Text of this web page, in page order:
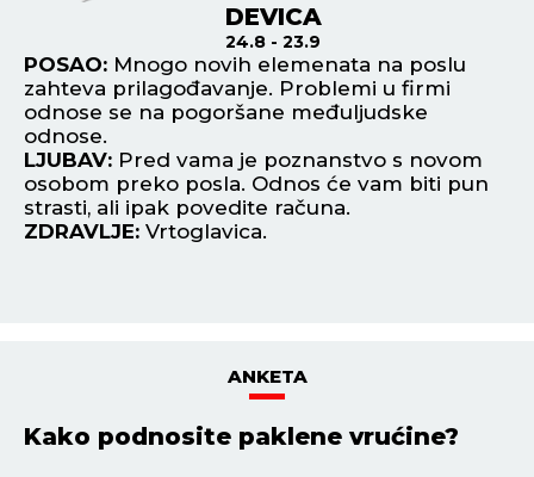
DEVICA
24.8 - 23.9
POSAO: Mnogo novih elemenata na poslu
zahteva prilagođavanje. Problemi u firmi
odnose se na pogoršane međuljudske
odnose.
LJUBAV: Pred vama je poznanstvo s novom
osobom preko posla. Odnos će vam biti pun
strasti, ali ipak povedite računa.
ZDRAVLJE: Vrtoglavica.
ANKETA
Kako podnosite paklene vrućine?